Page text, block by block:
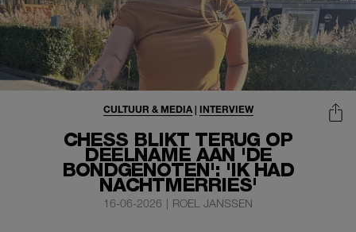
CHESS BLIKT TERUG OP
DEELNAME AAN 'DE
BONDGENOTEN': 'IK HAD
NACHTMERRIES'
CULTUUR & MEDIA| INTERVIEW
16-06-2026 | ROEL JANSSEN